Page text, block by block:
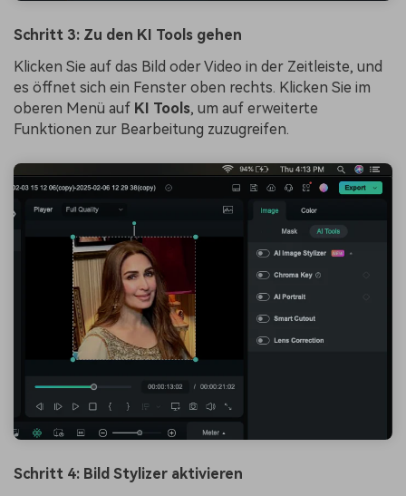
Schritt 3: Zu den KI Tools gehen
Klicken Sie auf das Bild oder Video in der Zeitleiste, und
es öffnet sich ein Fenster oben rechts. Klicken Sie im
oberen Menü auf KI Tools, um auf erweiterte
Funktionen zur Bearbeitung zuzugreifen.
Schritt 4: Bild Stylizer aktivieren